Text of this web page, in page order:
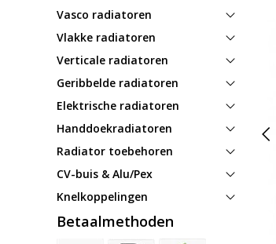
Vasco radiatoren
Vlakke radiatoren
Verticale radiatoren
Geribbelde radiatoren
Elektrische radiatoren
Handdoekradiatoren
Radiator toebehoren
CV-buis & Alu/Pex
Knelkoppelingen
Betaalmethoden